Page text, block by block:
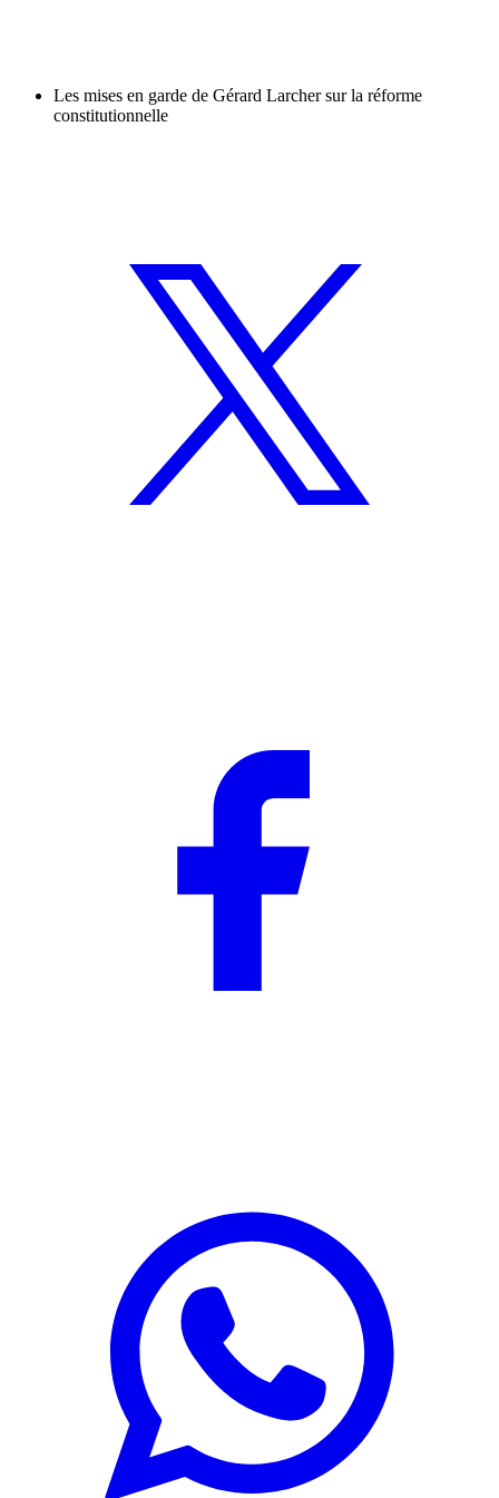
Les mises en garde de Gérard Larcher sur la réforme
constitutionnelle